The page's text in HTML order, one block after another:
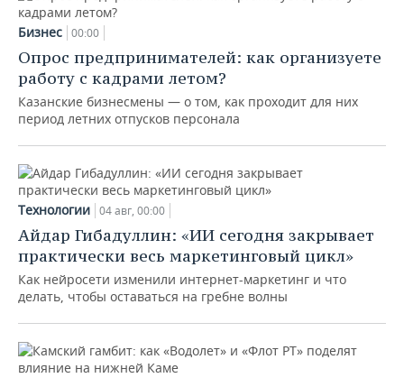
Бизнес 00:00
Опрос предпринимателей: как организуете
работу с кадрами летом?
Казанские бизнесмены — о том, как проходит для них
период летних отпусков персонала
Технологии 04 авг, 00:00
Айдар Гибадуллин: «ИИ сегодня закрывает
практически весь маркетинговый цикл»
Как нейросети изменили интернет-маркетинг и что
делать, чтобы оставаться на гребне волны